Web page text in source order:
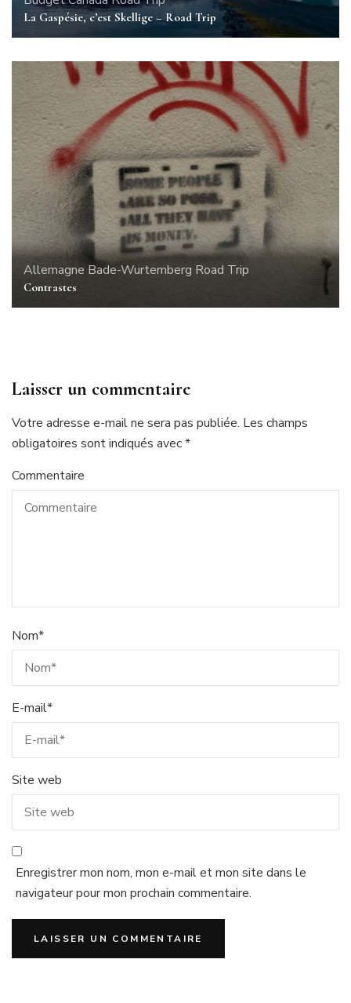
La Gaspésie, c’est Skellige – Road Trip
Allemagne Bade-Wurtemberg Road Trip
Contrastes
Laisser un commentaire
Votre adresse e-mail ne sera pas publiée. Les champs
obligatoires sont indiqués avec*
Commentaire
Nom*
E-mail*
Site web
Enregistrer mon nom, mon e-mail et mon site dans le
navigateur pour mon prochain commentaire.